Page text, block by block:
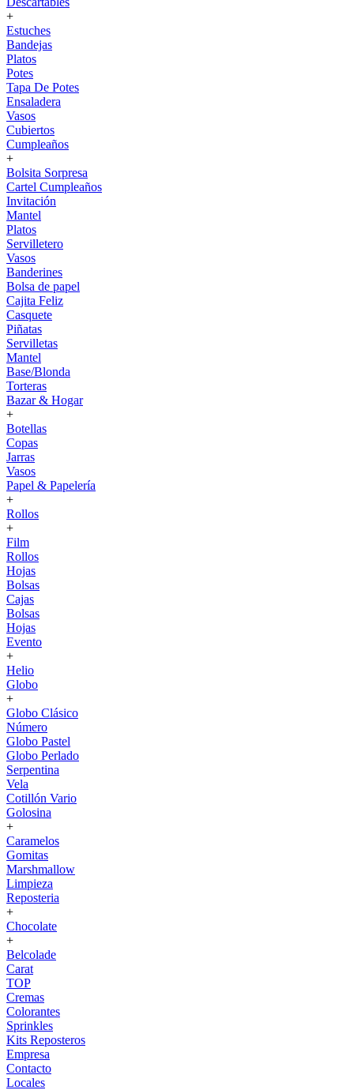
+
Estuches
Bandejas
Platos
Potes
Tapa De Potes
Ensaladera
Vasos
Cubiertos
Cumpleaños
+
Bolsita Sorpresa
Cartel Cumpleaños
Invitación
Mantel
Platos
Servilletero
Vasos
Banderines
Bolsa de papel
Cajita Feliz
Casquete
Piñatas
Servilletas
Mantel
Base/Blonda
Torteras
Bazar & Hogar
+
Botellas
Copas
Jarras
Vasos
Papel & Papelería
+
Rollos
+
Film
Rollos
Hojas
Bolsas
Cajas
Bolsas
Hojas
Evento
+
Helio
Globo
+
Globo Clásico
Número
Globo Pastel
Globo Perlado
Serpentina
Vela
Cotillón Vario
Golosina
+
Caramelos
Gomitas
Marshmallow
Limpieza
Reposteria
+
Chocolate
+
Belcolade
Carat
TOP
Cremas
Colorantes
Sprinkles
Kits Reposteros
Empresa
Contacto
Locales